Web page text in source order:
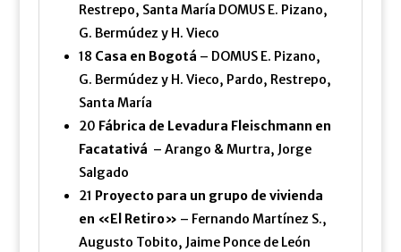
Restrepo, Santa María DOMUS E. Pizano,
G. Bermúdez y H. Vieco
18 Casa en Bogotá – DOMUS E. Pizano,
G. Bermúdez y H. Vieco, Pardo, Restrepo,
Santa María
20 Fábrica de Levadura Fleischmann en
Facatativá – Arango & Murtra, Jorge
Salgado
21 Proyecto para un grupo de vivienda
en «El Retiro» – Fernando Martínez S.,
Augusto Tobito, Jaime Ponce de León